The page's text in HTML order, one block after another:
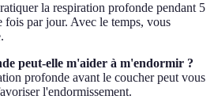
la respiration profonde pendant 5
fois par jour. Avec le temps, vous
peut-elle m'aider à m'endormir ?
profonde avant le coucher peut vous
l'endormissement.